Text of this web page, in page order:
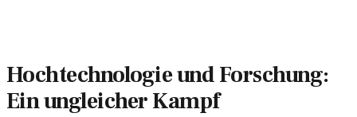
Hochtechnologie und Forschung:
Ein ungleicher Kampf